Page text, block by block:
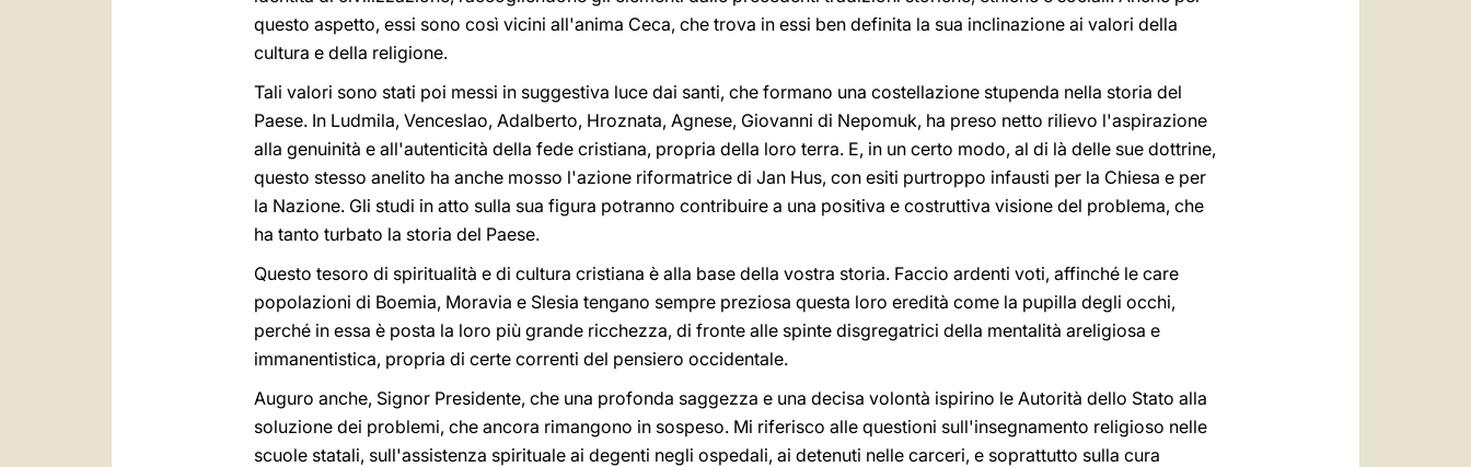
questo aspetto, essi sono così vicini all'anima Ceca, che trova in essi ben definita la sua inclinazione ai valori della
cultura e della religione.
Tali valori sono stati poi messi in suggestiva luce dai santi, che formano una costellazione stupenda nella storia del
Paese. In Ludmila, Venceslao, Adalberto, Hroznata, Agnese, Giovanni di Nepomuk, ha preso netto rilievo l'aspirazione
alla genuinità e all'autenticità della fede cristiana, propria della loro terra. E, in un certo modo, al di là delle sue dottrine,
questo stesso anelito ha anche mosso l'azione riformatrice di Jan Hus, con esiti purtroppo infausti per la Chiesa e per
la Nazione. Gli studi in atto sulla sua figura potranno contribuire a una positiva e costruttiva visione del problema, che
ha tanto turbato la storia del Paese.
Questo tesoro di spiritualità e di cultura cristiana è alla base della vostra storia. Faccio ardenti voti, affinché le care
popolazioni di Boemia, Moravia e Slesia tengano sempre preziosa questa loro eredità come la pupilla degli occhi,
perché in essa è posta la loro più grande ricchezza, di fronte alle spinte disgregatrici della mentalità areligiosa e
immanentistica, propria di certe correnti del pensiero occidentale.
Auguro anche, Signor Presidente, che una profonda saggezza e una decisa volontà ispirino le Autorità dello Stato alla
soluzione dei problemi, che ancora rimangono in sospeso. Mi riferisco alle questioni sull'insegnamento religioso nelle
scuole statali, sull'assistenza spirituale ai degenti negli ospedali, ai detenuti nelle carceri, e soprattutto sulla cura